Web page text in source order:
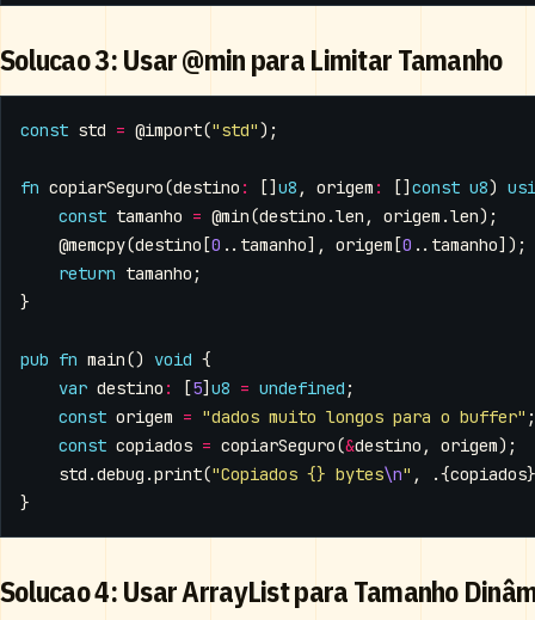
Solucao 3: Usar @min para Limitar Tamanho
const std = @import("std");
fn copiarSeguro(destino : [] u8 , origem : [] const u8)
const tamanho = @min(destino .len , origem .len);
@memcpy(destino [0 .. tamanho], origem [0 .. tamanho]);
return tamanho ;
}
pub fn main() void {
var destino : [5] u8 = undefined ;
const origem = "dados muito longos para o buffer" ;
const copiados = copiarSeguro(&destino , origem);
std .debug .print("Copiados {} bytes\n" , .{copiados
}
Solucao 4: Usar ArrayList para Tamanho